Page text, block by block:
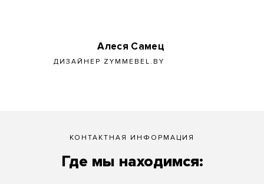
Алеся Самец
ДИЗАЙНЕР ZYMMEBEL.BY
КОНТАКТНАЯ ИНФОРМАЦИЯ
Где мы находимся: